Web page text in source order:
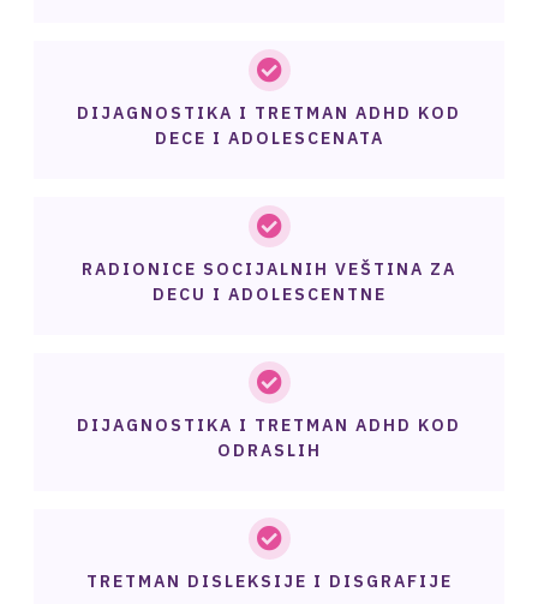
DIJAGNOSTIKA I TRETMAN ADHD KOD
DECE I ADOLESCENATA
RADIONICE SOCIJALNIH VEŠTINA ZA
DECU I ADOLESCENTNE
DIJAGNOSTIKA I TRETMAN ADHD KOD
ODRASLIH
TRETMAN DISLEKSIJE I DISGRAFIJE